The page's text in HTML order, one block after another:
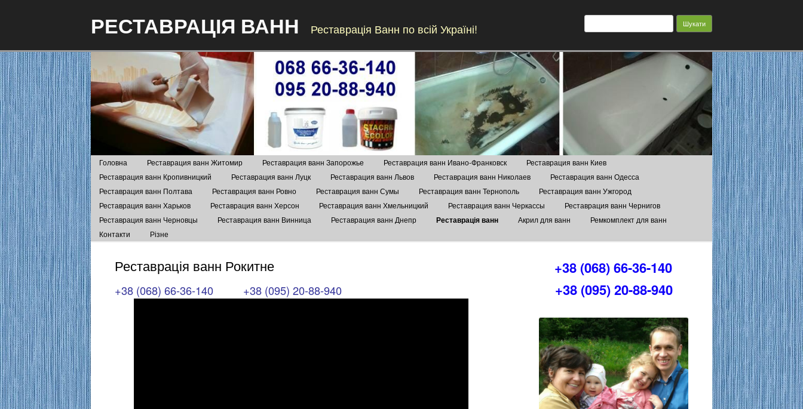
РЕСТАВРАЦІЯ ВАНН Реставрація Ванн по всій Україні!
Пошук:
Skip to content
Головна Реставрация ванн Житомир Реставрация ванн Запорожье Реставрация ванн Ивано-Франковск
Реставрация ванн Киев
Реставрация ванн Кропивницкий
Реставрация ванн Луцк Реставрация ванн Львов Реставрация ванн Николаев
Реставрация ванн Одесса
Реставрация ванн Полтава
Реставрация ванн Ровно Реставрация ванн Сумы Реставрация ванн Тернополь
Реставрация ванн Ужгород
Реставрация ванн Харьков
Реставрация ванн Херсон Реставрация ванн Хмельницкий Реставрация ванн Черкассы
Реставрация ванн Чернигов
Реставрация ванн Черновцы
Реставрация ванн Винница Реставрация ванн Днепр Реставрація ванн Акрил для ванн
Ремкомплект для ванн
Контакти
Різне
Реставрація ванн Рокитне
+38 (068) 66-36-140 +38 (095) 20-88-940
+38 (068) 66-36-140
+38 (095) 20-88-940